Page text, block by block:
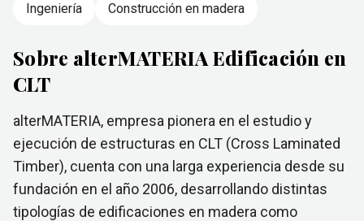
Ingeniería Construcción en madera
Sobre alterMATERIA Edificación en
CLT
alterMATERIA, empresa pionera en el estudio y
ejecución de estructuras en CLT (Cross Laminated
Timber), cuenta con una larga experiencia desde su
fundación en el año 2006, desarrollando distintas
tipologías de edificaciones en madera como